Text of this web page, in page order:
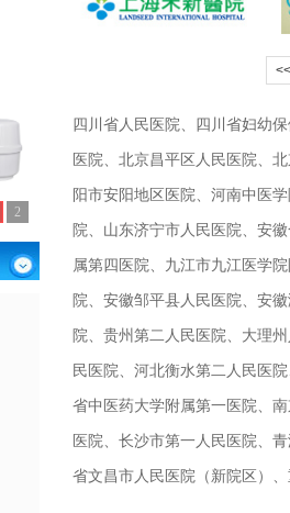
2
<<
四川省人民医院、四川省妇幼
医院、北京昌平区人民医院、
阳市安阳地区医院、河南中医
院、山东济宁市人民医院、安
属第四医院、九江市九江医学
院、安徽邹平县人民医院、安
院、贵州第二人民医院、大理
民医院、河北衡水第二人民医
省中医药大学附属第一医院、
医院、长沙市第一人民医院、
省文昌市人民医院（新院区）